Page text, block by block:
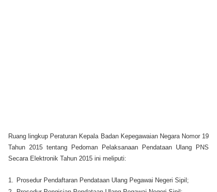
Ruang lingkup Peraturan Kepala Badan Kepegawaian Negara Nomor 19
Tahun 2015 tentang Pedoman Pelaksanaan Pendataan Ulang PNS
Secara Elektronik Tahun 2015 ini meliputi:
1.
Prosedur Pendaftaran Pendataan Ulang Pegawai Negeri Sipil;